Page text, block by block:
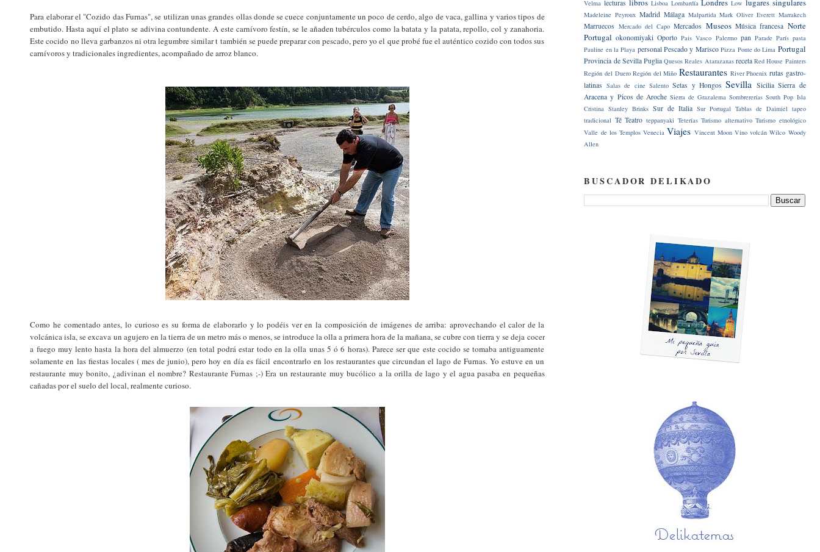
Para elaborar el "Cozido das Furnas", se utilizan unas grandes ollas donde se cuece conjuntamente un poco de cerdo, algo de vaca, gallina y varios tipos de
embutido. Hasta aquí el plato se adivina contundente. A este carnívoro festín, se le añaden tubérculos como la batata y la patata, repollo, col y zanahoria.
Este cocido no lleva garbanzos ni otra legumbre similar t también se puede preparar con pescado, pero yo el que probé fue el auténtico cozido con todos sus
carnívoros y tradicionales ingredientes, acompañado de arroz blanco.
Como he comentado antes, lo curioso es su forma de elaborarlo y lo podéis ver en la composición de imágenes de arriba: aprovechando el calor de la
volcánica isla, se excava un agujero en la tierra de un metro más o menos, se introduce la olla a primera hora de la mañana, se cubre con tierra y se deja cocer
a fuego muy lento hasta la hora del almuerzo (en total podrá estar todo en la olla unas 5 ó 6 horas). Parece ser que este cocido se tomaba antiguamente
solamente en las fiestas locales ( mes de junio), pero hoy en día es fácil encontrarlo en los restaurantes que circundan el lago de Furnas. Yo estuve en un
restaurante muy bonito, ¿adivinan el nombre? Restaurante Furnas ;-) Era un restaurante muy bucólico a la orilla de lago y el agua pasaba en pequeñas
cañadas por el suelo del local, realmente curioso.
Velma lecturas libros Lisboa Lombardía Londres Low lugares singulares
Madeleine Peyroux Madrid Málaga Malpartida Mark Oliver Everett Marrakech
Marruecos Mercado del Capo Mercados Museos Música francesa Norte
Portugal okonomiyaki Oporto Pais Vasco Palermo pan Parade París pasta
Pauline en la Playa personal Pescado y Marisco Pizza Ponte do Lima Portugal
Provincia de Sevilla Puglia Quesos Reales Atarazanas receta Red House Painters
Región del Duero Región del Miño Restaurantes River Phoenix rutas gastro-
latinas Salas de cine Salento Setas y Hongos Sevilla Sicilia Sierra de
Aracena y Picos de Aroche Sierra de Grazalema Sombrererías South Pop Isla
Cristina Stanley Brinks Sur de Italia Sur Portugal Tablas de Daimiel tapeo
tradicional Té Teatro teppanyaki Teterías Turismo alternativo Turismo etnológico
Valle de los Templos Venecia Viajes Vincent Moon Vino volcán Wilco Woody
Allen
BUSCADOR DELIKADO